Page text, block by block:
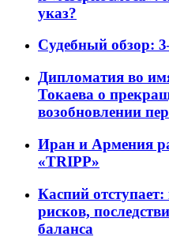
указ?
Судебный обзор:
Дипломатия во
Токаева о
возобновлении
Иран и Армения
«TRIPP»
Каспий
рисков,
баланса